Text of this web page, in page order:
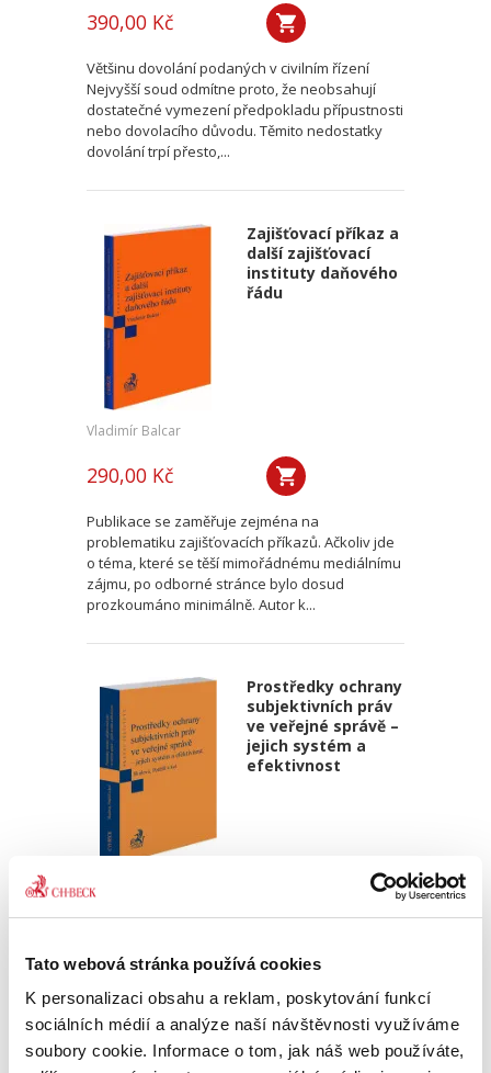
Tato webová stránka používá cookies
K personalizaci obsahu a reklam, poskytování funkcí
sociálních médií a analýze naší návštěvnosti využíváme
soubory cookie. Informace o tom, jak náš web používáte,
390,00 Kč
Většinu dovolání podaných v civilním řízení
Nejvyšší soud odmítne proto, že neobsahují
dostatečné vymezení předpokladu přípustnosti
nebo dovolacího důvodu. Těmito nedostatky
dovolání trpí přesto,...
Zajišťovací příkaz a
další zajišťovací
instituty daňového
řádu
Vladimír Balcar
290,00 Kč
Publikace se zaměřuje zejména na
problematiku zajišťovacích příkazů. Ačkoliv jde
o téma, které se těší mimořádnému mediálnímu
zájmu, po odborné stránce bylo dosud
prozkoumáno minimálně. Autor k...
Prostředky ochrany
subjektivních práv
ve veřejné správě –
jejich systém a
efektivnost
Právnická fakulta MU
Publikace se zaměřuje na problematiku
subjektivních práv a požadavku jejich ochrany,
ve sféře veřejné správy, a to z hlediska
systémového a s ohledem na jejich efektivnost.
Přibližuje podstatu...